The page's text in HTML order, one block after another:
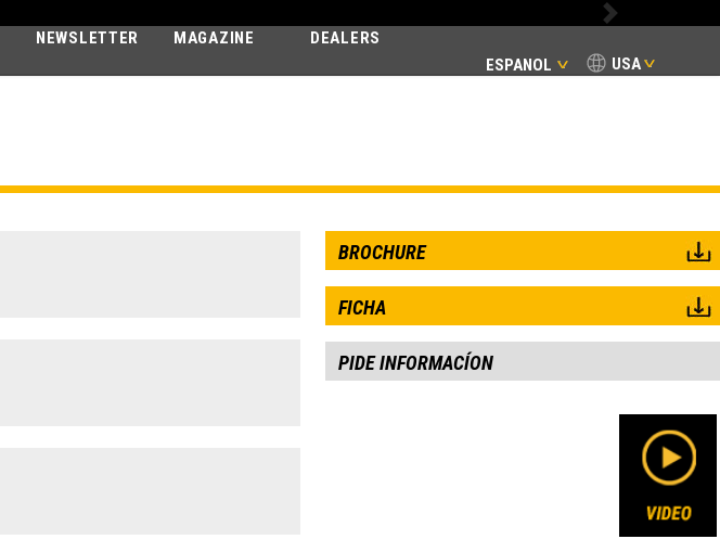
USA
ESPANOL
NEWSLETTER MAGAZINE DEALERS
Next
APOLLO SMART
BROCHURE
FICHA
PIDE INFORMACÍON